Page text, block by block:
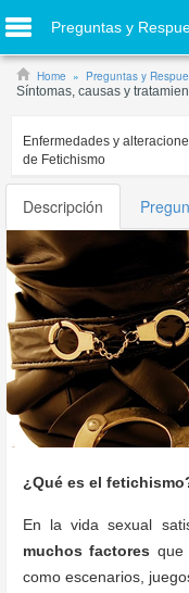
Preguntas y
Home Preguntas y
Síntomas, causas y
Enfermedades y
de Fetichismo
Descripción
¿Qué es el
En la vida sexual
muchos factores que
como escenarios,